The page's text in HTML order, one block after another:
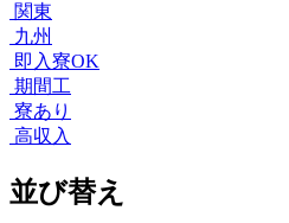
関東
九州
即入寮OK
期間工
寮あり
高収入
並び替え